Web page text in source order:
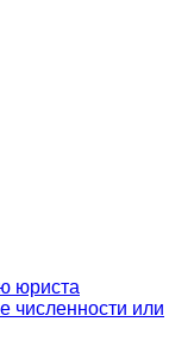
численности или